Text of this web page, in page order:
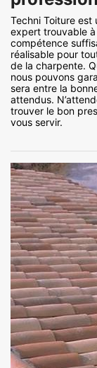
Techni Toiture
expert trouvable
compétence
réalisable pour
de la charpente.
nous pouvons
sera entre la
attendus.
trouver le bon
vous servir.